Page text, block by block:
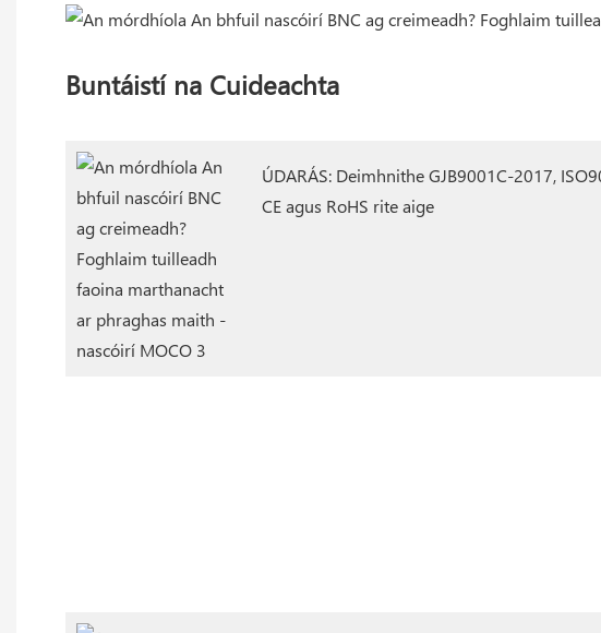
Buntáistí na Cuideachta
ÚDARÁS: Deimhnithe GJB9001C-2017,
CE agus RoHS rite aige